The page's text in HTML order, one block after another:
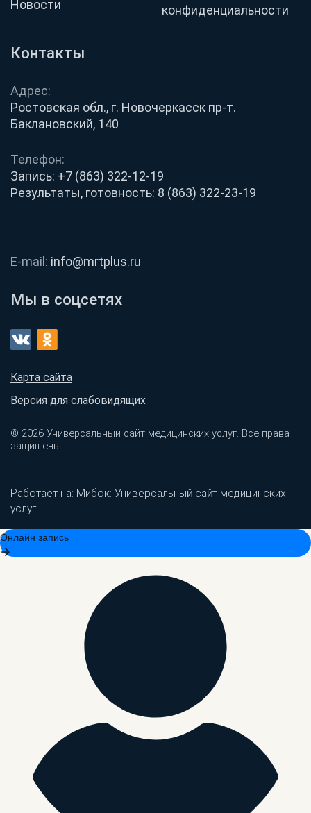
Контакты
Адрес:
Ростовская обл., г. Новочеркасск пр-т.
Баклановский, 140
Телефон:
Запись: +7 (863) 322-12-19
Результаты, готовность: 8 (863) 322-23-19
E-mail: info@mrtplus.ru
Мы в соцсетях
Карта сайта
Версия для слабовидящих
© 2026 Универсальный сайт медицинских услуг. Все права
защищены.
Новости
конфиденциальности
Работает на: Мибок: Универсальный сайт медицинских
услуг